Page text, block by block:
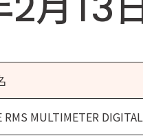
RMS MULTIMETER